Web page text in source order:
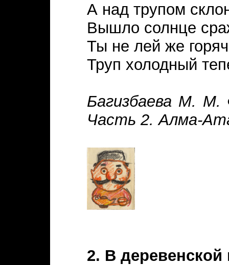
А над трупом
Вышло солнце
Ты не лей же
Труп холодный
Багизбаева М. М.
Часть 2. Алма-
2. В деревенской